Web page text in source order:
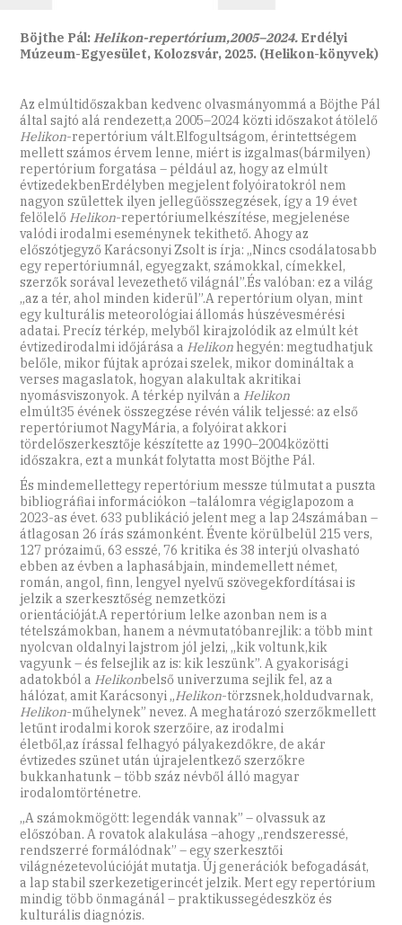
Böjthe Pál:Helikon-repertórium,2005–2024. Erdélyi
Múzeum-Egyesület, Kolozsvár, 2025. (Helikon-könyvek)
Az elmúltidőszakban kedvenc olvasmányommá a Böjthe Pál
által sajtó alá rendezett,a 2005–2024 közti időszakot átölelő
Helikon-repertórium vált.Elfogultságom, érintettségem
mellett számos érvem lenne, miért is izgalmas(bármilyen)
repertórium forgatása – például az, hogy az elmúlt
évtizedekbenErdélyben megjelent folyóiratokról nem
nagyon születtek ilyen jellegűösszegzések, így a 19 évet
felölelő Helikon-repertóriumelkészítése, megjelenése
valódi irodalmi eseménynek tekithető. Ahogy az
előszótjegyző Karácsonyi Zsolt is írja: „Nincs csodálatosabb
egy repertóriumnál, egyegzakt, számokkal, címekkel,
szerzők sorával levezethető világnál”.És valóban: ez a világ
„az a tér, ahol minden kiderül”.A repertórium olyan, mint
egy kulturális meteorológiai állomás húszévesmérési
adatai. Precíz térkép, melyből kirajzolódik az elmúlt két
évtizedirodalmi időjárása a Helikonhegyén: megtudhatjuk
belőle, mikor fújtak aprózai szelek, mikor domináltak a
verses magaslatok, hogyan alakultak akritikai
nyomásviszonyok. A térkép nyilván a Helikon
elmúlt35 évének összegzése révén válik teljessé: az első
repertóriumot NagyMária, a folyóirat akkori
tördelőszerkesztője készítette az 1990–2004közötti
időszakra, ezt a munkát folytatta most Böjthe Pál.
És mindemellettegy repertórium messze túlmutat a puszta
bibliográfiai információkon –találomra végiglapozom a
2023-as évet. 633 publikáció jelent meg a lap 24számában –
átlagosan 26 írás számonként. Évente körülbelül 215 vers,
127 prózaimű, 63 esszé, 76 kritika és 38 interjú olvasható
ebben az évben a laphasábjain, mindemellett német,
román, angol, finn, lengyel nyelvű szövegekfordításai is
jelzik a szerkesztőség nemzetközi
orientációját.A repertórium lelke azonban nem is a
tételszámokban, hanem a névmutatóbanrejlik: a több mint
nyolcvan oldalnyi lajstrom jól jelzi, „kik voltunk,kik
vagyunk – és felsejlik az is: kik leszünk”. A gyakorisági
adatokból a Helikonbelső univerzuma sejlik fel, az a
hálózat, amit Karácsonyi „Helikon-törzsnek,holdudvarnak,
Helikon-műhelynek” nevez. A meghatározó szerzőkmellett
letűnt irodalmi korok szerzőire, az irodalmi
életből,az írással felhagyó pályakezdőkre, de akár
évtizedes szünet után újrajelentkező szerzőkre
bukkanhatunk – több száz névből álló magyar
irodalomtörténetre.
„A számokmögött: legendák vannak” – olvassuk az
előszóban. A rovatok alakulása –ahogy „rendszeressé,
rendszerré formálódnak” – egy szerkesztői
világnézetevolúcióját mutatja. Új generációk befogadását,
a lap stabil szerkezetigerincét jelzik. Mert egy repertórium
mindig több önmagánál – praktikussegédeszköz és
kulturális diagnózis.